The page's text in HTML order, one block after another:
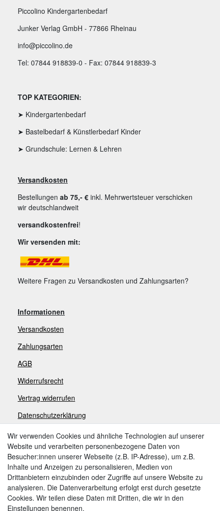
Piccolino Kindergartenbedarf
Junker Verlag GmbH - 77866 Rheinau
info@piccolino.de
Tel: 07844 918839-0 - Fax: 07844 918839-3
TOP KATEGORIEN:
➤ Kindergartenbedarf
➤ Bastelbedarf & Künstlerbedarf Kinder
➤ Grundschule: Lernen & Lehren
Versandkosten
Bestellungen ab 75,- € inkl. Mehrwertsteuer verschicken
wir deutschlandweit
versandkostenfrei!
Wir versenden mit:
Weitere Fragen zu Versandkosten und Zahlungsarten?
Informationen
Versandkosten
Zahlungsarten
AGB
Widerrufsrecht
Vertrag widerrufen
Datenschutzerklärung
Impressum
Zahlungsarten
Weitere Zahlungsarten:
Wir verwenden Cookies und ähnliche Technologien auf unserer
Website und verarbeiten personenbezogene Daten von
Besucher:innen unserer Webseite (z.B. IP-Adresse), um z.B.
Inhalte und Anzeigen zu personalisieren, Medien von
Drittanbietern einzubinden oder Zugriffe auf unsere Website zu
analysieren. Die Datenverarbeitung erfolgt erst durch gesetzte
Cookies. Wir teilen diese Daten mit Dritten, die wir in den
Einstellungen benennen.